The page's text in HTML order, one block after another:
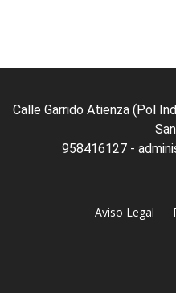
Calle Garrido Atienza (Pol
958416127 -
Aviso Legal